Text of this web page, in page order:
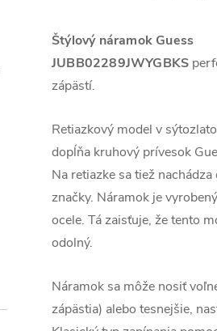
Štýlový náramok Guess
JUBB02289JWYGBKS
zápästí.
Retiazkový model v
dopĺňa kruhový prívesok
Na retiazke sa tiež
značky. Náramok je
ocele. Tá zaisťuje, že tento
odolný.
Náramok sa môže nosiť
zápästia) alebo tesnejšie,